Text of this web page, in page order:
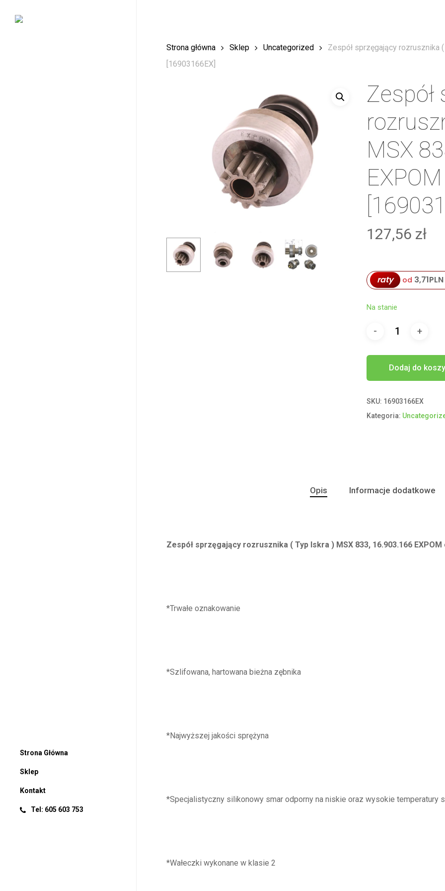
Strona Główna
Sklep
Kontakt
Tel: 605 603 753
Strona główna Sklep Uncategorized
Zespół sprzęgający rozrusznika
[16903166EX]
Zespół
MSX
127,56 zł
raty od 3,71PLN
Na stanie
Dodaj do
SKU: 16903166EX
Kategoria:
Opis Informacje dodatkowe
Zespół sprzęgający rozrusznika ( Typ Iskra ) MSX 833, 16.903.166 EXPOM
*Trwałe oznakowanie
*Szlifowana, hartowana bieżna zębnika
*Najwyższej jakości sprężyna
*Specjalistyczny silikonowy smar odporny na niskie oraz wysokie temperatury
*Wałeczki wykonane w klasie 2